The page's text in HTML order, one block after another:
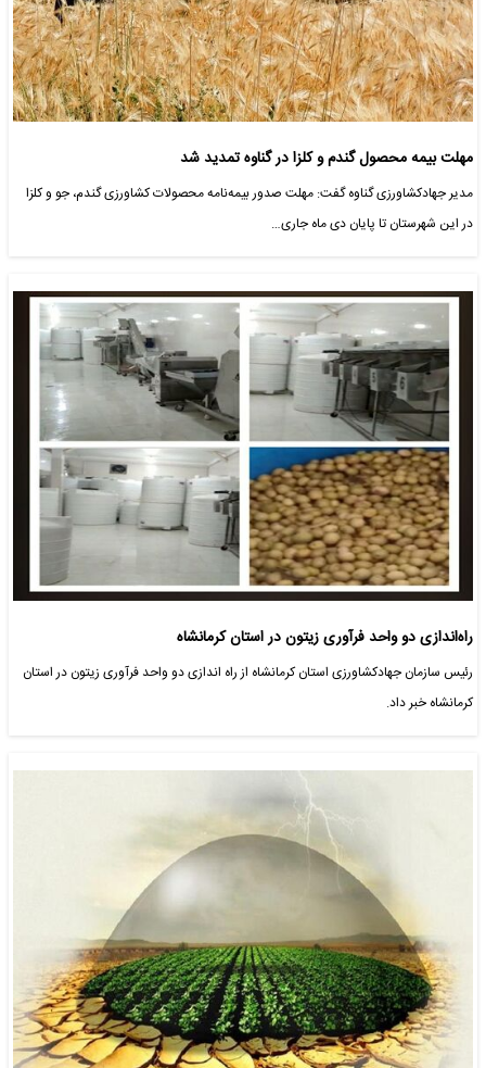
مهلت بیمه محصول گندم و کلزا در گناوه تمدید شد
مدیر جهادکشاورزی گناوه گفت: مهلت صدور بیمه‌نامه محصولات کشاورزی گندم، جو و کلزا
در این شهرستان تا پایان دی ماه جاری…
راه‌اندازی دو واحد فرآوری زیتون در استان کرمانشاه
رئیس سازمان جهادکشاورزی استان کرمانشاه از راه اندازی دو واحد فرآوری زیتون در استان
کرمانشاه خبر داد.